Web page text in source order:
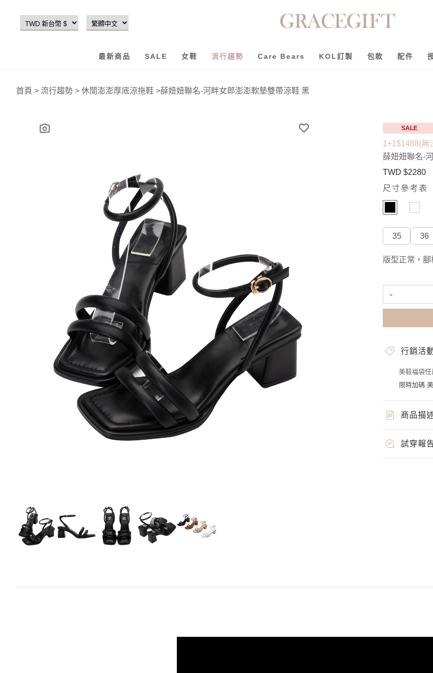
最新商品 SALE 女鞋 流行趨勢 Care Bears KOL訂製 包款 配件
首頁 > 流行趨勢 > 休閒澎澎厚底涼拖鞋 >薛妞妞聯名-河畔女郎澎澎軟墊雙帶涼鞋 黑
SALE
1+1$1488(無
薛妞妞聯名-
TWD $2280
尺寸參考表
35 36
版型正常，
-
行銷活
美鞋福袋任
限時加碼
商品描
試穿報